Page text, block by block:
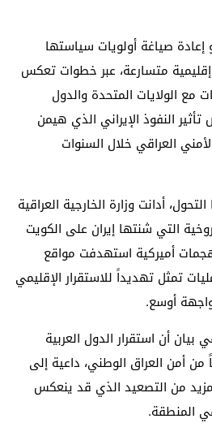
إعادة صياغة أولويات سياستها
متسارعة، عبر خطوات تعكس
مع الولايات المتحدة والدول
تأثير النفوذ الإيراني الذي هيمن
العراقي خلال السنوات
أدانت وزارة الخارجية العراقية
التي شنتها إيران على الكويت
هجمات أميركية استهدفت مواقع
تمثل تهديداً للاستقرار الإقليمي
أوسع.
بيان أن استقرار الدول العربية
من أمن العراق الوطني، داعية إلى
من التصعيد الذي قد ينعكس
المنطقة.